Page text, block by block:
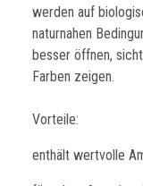
werden auf
naturnahen
besser öffnen,
Farben zeigen.
Vorteile:
enthält wertvolle